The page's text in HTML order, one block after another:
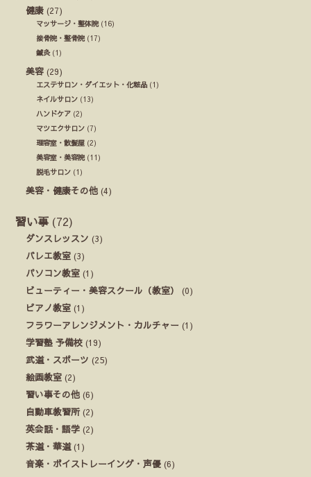
健康 (27)
マッサージ・整体院(16)
接骨院・整骨院(17)
鍼灸(1)
美容 (29)
エステサロン・ダイエット・化粧品 (1)
ネイルサロン (13)
ハンドケア (2)
マツエクサロン (7)
理容室・散髪屋 (2)
美容室・美容院(11)
脱毛サロン (1)
美容・健康その他 (4)
習い事 (72)
ダンスレッスン (3)
バレエ教室 (3)
パソコン教室 (1)
ビューティー・美容スクール（教室）
(0)
ピアノ教室 (1)
フラワーアレンジメント・カルチャー (1)
学習塾 予備校 (19)
武道・スポーツ (25)
絵画教室 (2)
習い事その他 (6)
自動車教習所(2)
英会話・語学 (2)
茶道・華道(1)
音楽・ボイストレーイング・声優 (6)